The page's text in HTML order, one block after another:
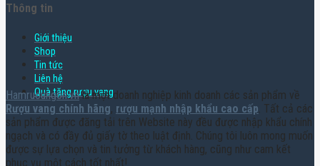
Thông tin
Giới thiệu
Shop
Tin tức
Liên hệ
Quà tặng rượu vang
Hamruoungon.vnlà một doanh nghiệp kinh doanh các sản phẩm về
Rượu vang chính hãng, rượu mạnh nhập khẩu cao cấp . Tất cả các
sản phẩm được đăng tải trên Website này đều được nhập khẩu chính
ngạch và có đầy đủ giấy tờ theo luật định. Chúng tôi luôn mong muốn
được sự lựa chọn và tin tưởng từ khách hàng, cũng như cam kết
phục vụ một cách tốt nhất!